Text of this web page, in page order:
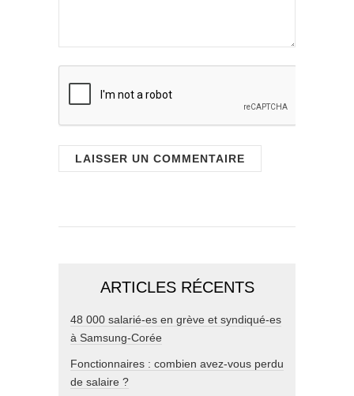
ARTICLES RÉCENTS
48 000 salarié-es en grève et syndiqué-es
à Samsung-Corée
Fonctionnaires : combien avez-vous perdu
de salaire ?